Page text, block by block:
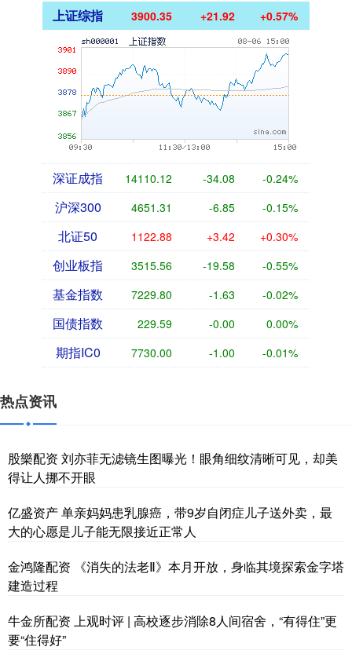
上证综指 3900.35 +21.92 +0.57%
深证成指 14110.12 -34.08 -0.24%
沪深300 4651.31 -6.85 -0.15%
北证50 1122.88 +3.42 +0.30%
创业板指 3515.56 -19.58 -0.55%
基金指数 7229.80 -1.63 -0.02%
国债指数 229.59 -0.00 0.00%
期指IC0 7730.00 -1.00 -0.01%
热点资讯
股樂配资 刘亦菲无滤镜生图曝光！眼角细纹清晰可见，却美
得让人挪不开眼
亿盛资产 单亲妈妈患乳腺癌，带9岁自闭症儿子送外卖，最
大的心愿是儿子能无限接近正常人
金鸿隆配资 《消失的法老Ⅱ》本月开放，身临其境探索金字塔
建造过程
牛金所配资 上观时评 | 高校逐步消除8人间宿舍，“有得住”更
要“住得好”